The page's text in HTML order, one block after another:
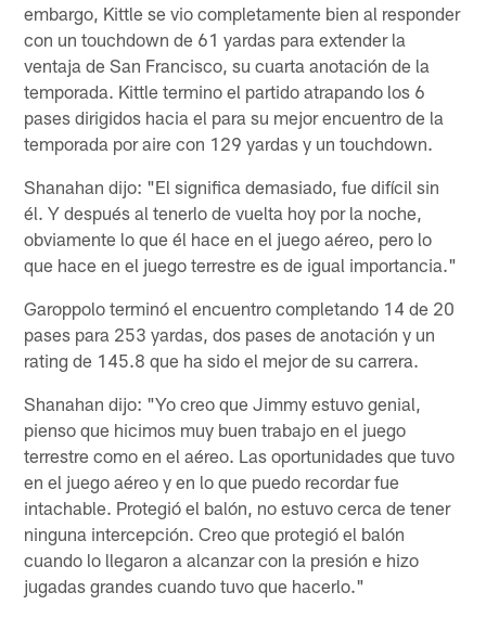
embargo, Kittle se vio completamente bien al responder
con un touchdown de 61 yardas para extender la
ventaja de San Francisco, su cuarta anotación de la
temporada. Kittle termino el partido atrapando los 6
pases dirigidos hacia el para su mejor encuentro de la
temporada por aire con 129 yardas y un touchdown.
Shanahan dijo: "El significa demasiado, fue difícil sin
él. Y después al tenerlo de vuelta hoy por la noche,
obviamente lo que él hace en el juego aéreo, pero lo
que hace en el juego terrestre es de igual importancia."
Garoppolo terminó el encuentro completando 14 de 20
pases para 253 yardas, dos pases de anotación y un
rating de 145.8 que ha sido el mejor de su carrera.
Shanahan dijo: "Yo creo que Jimmy estuvo genial,
pienso que hicimos muy buen trabajo en el juego
terrestre como en el aéreo. Las oportunidades que tuvo
en el juego aéreo y en lo que puedo recordar fue
intachable. Protegió el balón, no estuvo cerca de tener
ninguna intercepción. Creo que protegió el balón
cuando lo llegaron a alcanzar con la presión e hizo
jugadas grandes cuando tuvo que hacerlo."